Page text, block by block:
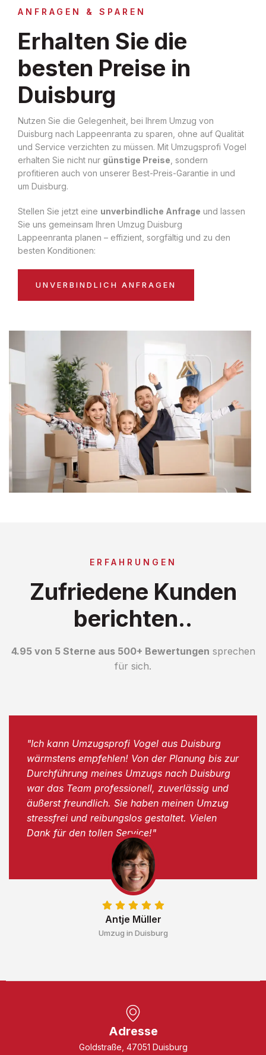
ANFRAGEN & SPAREN
Erhalten Sie die
besten Preise in
Duisburg
Nutzen Sie die Gelegenheit, bei Ihrem Umzug von
Duisburg nach Lappeenranta zu sparen, ohne auf Qualität
und Service verzichten zu müssen. Mit Umzugsprofi Vogel
erhalten Sie nicht nur günstige Preise , sondern
profitieren auch von unserer Best-Preis-Garantie in und
um Duisburg.
Stellen Sie jetzt eine unverbindliche Anfrage und lassen
Sie uns gemeinsam Ihren Umzug Duisburg
Lappeenranta planen – effizient, sorgfältig und zu den
besten Konditionen:
UNVERBINDLICH ANFRAGEN
ERFAHRUNGEN
Zufriedene Kunden
berichten..
4.95 von 5 Sterne aus 500+ Bewertungen sprechen
für sich.
Antje Müller
Umzug in Duisburg
"Ich kann Umzugsprofi Vogel aus Duisburg
wärmstens empfehlen! Von der Planung bis zur
Durchführung meines Umzugs nach Duisburg
war das Team professionell, zuverlässig und
äußerst freundlich. Sie haben meinen Umzug
stressfrei und reibungslos gestaltet. Vielen
Dank für den tollen Service!"
Adresse
Goldstraße, 47051 Duisburg